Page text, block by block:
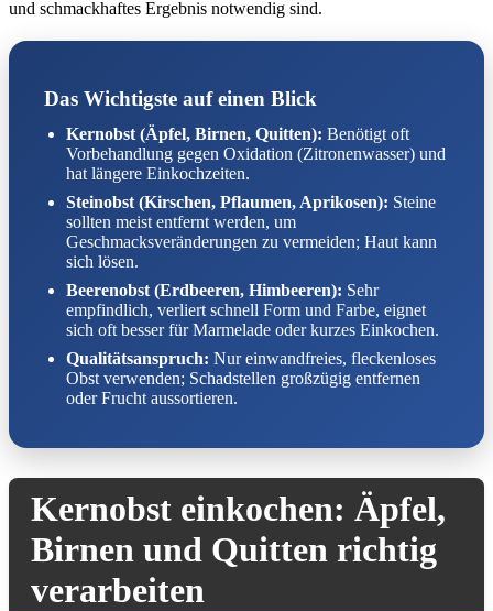
und schmackhaftes Ergebnis notwendig sind.
Das Wichtigste auf einen Blick
Kernobst (Äpfel, Birnen, Quitten): Benötigt oft
Vorbehandlung gegen Oxidation (Zitronenwasser) und
hat längere Einkochzeiten.
Steinobst (Kirschen, Pflaumen, Aprikosen): Steine
sollten meist entfernt werden, um
Geschmacksveränderungen zu vermeiden; Haut kann
sich lösen.
Beerenobst (Erdbeeren, Himbeeren): Sehr
empfindlich, verliert schnell Form und Farbe, eignet
sich oft besser für Marmelade oder kurzes Einkochen.
Qualitätsanspruch: Nur einwandfreies, fleckenloses
Obst verwenden; Schadstellen großzügig entfernen
oder Frucht aussortieren.
Kernobst einkochen: Äpfel,
Birnen und Quitten richtig
verarbeiten